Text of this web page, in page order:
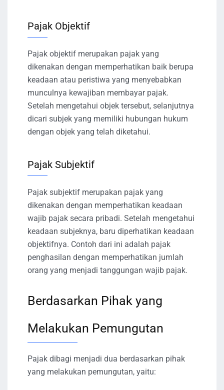
Pajak Objektif
Pajak objektif merupakan pajak yang
dikenakan dengan memperhatikan baik berupa
keadaan atau peristiwa yang menyebabkan
munculnya kewajiban membayar pajak.
Setelah mengetahui objek tersebut, selanjutnya
dicari subjek yang memiliki hubungan hukum
dengan objek yang telah diketahui.
Pajak Subjektif
Pajak subjektif merupakan pajak yang
dikenakan dengan memperhatikan keadaan
wajib pajak secara pribadi. Setelah mengetahui
keadaan subjeknya, baru diperhatikan keadaan
objektifnya. Contoh dari ini adalah pajak
penghasilan dengan memperhatikan jumlah
orang yang menjadi tanggungan wajib pajak.
Berdasarkan Pihak yang
Melakukan Pemungutan
Pajak dibagi menjadi dua berdasarkan pihak
yang melakukan pemungutan, yaitu: